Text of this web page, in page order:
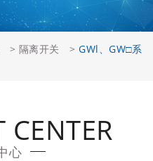
> 隔离开关 > GWl、GW□系
CENTER
心